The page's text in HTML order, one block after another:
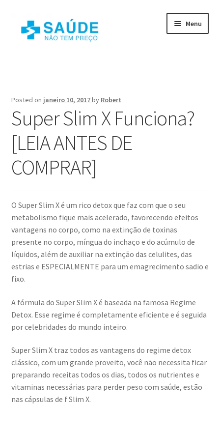
Pular
para
navegação
Pular
para
Menu
ninguém te conta?
Contato
Livro 200 receitas para diabéticos
Plano de saúde para cães e gatos | Plano de saúde animal
Receitas para Diabéticos
Reduzir a pressão sanguínea de forma natural?
Sobrancelha checkout
Solução para hipertensão Funciona? [RESENHA
Posted on janeiro 10, 2017by Robert
Super Slim X Funciona?
[LEIA ANTES DE
COMPRAR]
O Super Slim X é um rico detox que faz com que o seu
metabolismo fique mais acelerado, favorecendo efeitos
vantagens no corpo, como na extinção de toxinas
presente no corpo, míngua do inchaço e do acúmulo de
líquidos, além de auxiliar na extinção das celulites, das
estrias e ESPECIALMENTE para um emagrecimento sadio e
fixo.
A fórmula do Super Slim X é baseada na famosa Regime
Detox. Esse regime é completamente eficiente e é seguida
por celebridades do mundo inteiro.
Super Slim X traz todos as vantagens do regime detox
clássico, com um grande proveito, você não necessita ficar
preparando receitas todos os dias, todos os nutrientes e
vitaminas necessárias para perder peso com saúde, estão
nas cápsulas de f Slim X.